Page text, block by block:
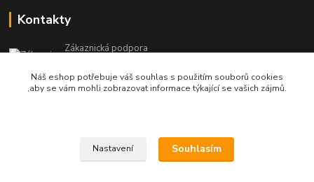
Kontakty
Zákaznická podpora
(Po-Pá, 8-16 hod.)
Náš eshop potřebuje váš souhlas s použitím souborů cookies
,aby se vám mohli zobrazovat informace týkající se vašich zájmů.
Nastavení Souhlasím